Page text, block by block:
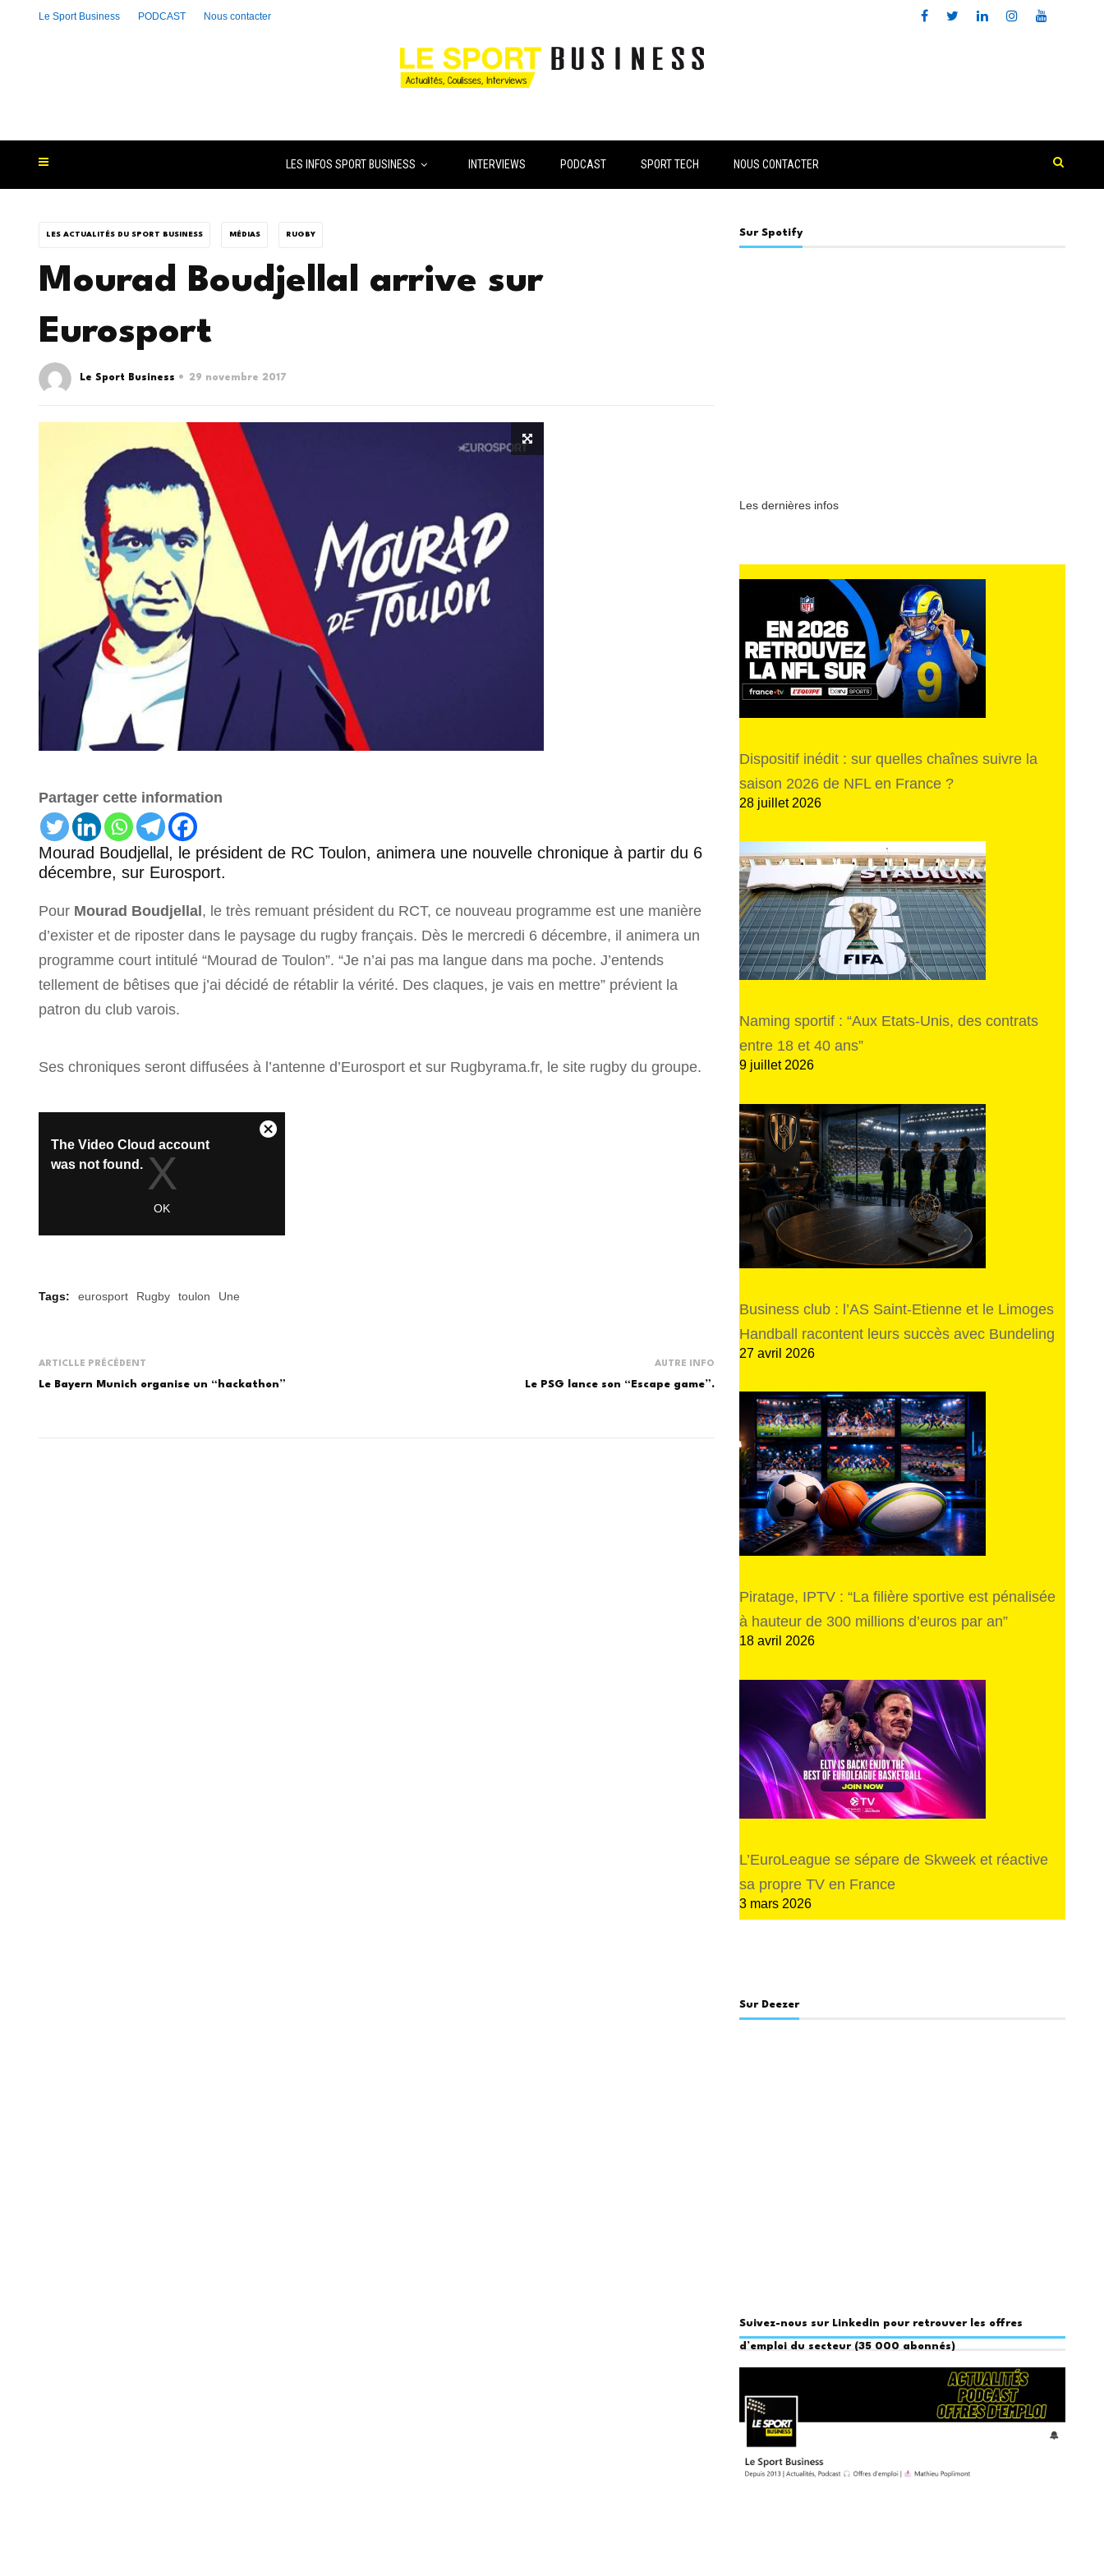
LES INFOS SPORT BUSINESS INTERVIEWS PODCAST SPORT TECH NOUS CONTACTER
Le Sport Business PODCAST Nous contacter
LES ACTUALITÉS DU SPORT BUSINESS MÉDIAS RUGBY
Mourad Boudjellal arrive sur
Eurosport
Le Sport Business 29 novembre 2017
Partager cette information
Mourad Boudjellal, le président de RC Toulon, animera une nouvelle chronique à partir du 6
décembre, sur Eurosport.
Pour Mourad Boudjellal , le très remuant président du RCT, ce nouveau programme est une manière
d’exister et de riposter dans le paysage du rugby français. Dès le mercredi 6 décembre, il animera un
programme court intitulé “Mourad de Toulon”. “Je n’ai pas ma langue dans ma poche. J’entends
tellement de bêtises que j’ai décidé de rétablir la vérité. Des claques, je vais en mettre” prévient la
patron du club varois.
Ses chroniques seront diffusées à l’antenne d’Eurosport et sur Rugbyrama.fr, le site rugby du groupe.
Tags: eurosport Rugby toulon Une
ARTICLLE PRÉCÉDENT
Le Bayern Munich organise un “hackathon”
AUTRE INFO
Le PSG lance son “Escape game”.
Sur Spotify
Les dernières infos
Dispositif inédit : sur quelles chaînes suivre la
saison 2026 de NFL en France ?
28 juillet 2026
Naming sportif : “Aux Etats-Unis, des contrats
entre 18 et 40 ans”
9 juillet 2026
Business club : l’AS Saint-Etienne et le Limoges
Handball racontent leurs succès avec Bundeling
27 avril 2026
Piratage, IPTV : “La filière sportive est pénalisée
à hauteur de 300 millions d’euros par an”
18 avril 2026
L’EuroLeague se sépare de Skweek et réactive
sa propre TV en France
3 mars 2026
Sur Deezer
Suivez-nous sur Linkedin pour retrouver les offres
d’emploi du secteur (35 000 abonnés)